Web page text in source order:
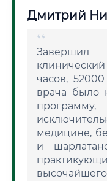
Дмитрий
Завершил
часов,
врача было
медицине,
и